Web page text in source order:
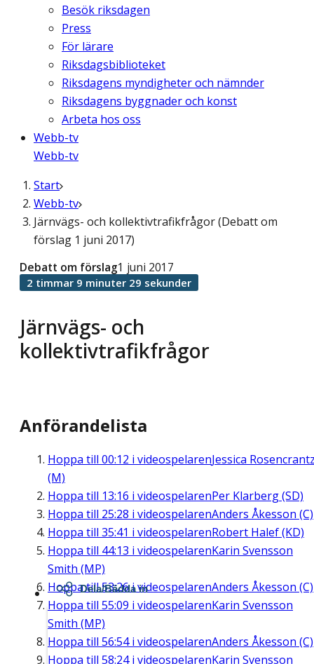
Besök riksdagen
Press
För lärare
Riksdagsbiblioteket
Riksdagens myndigheter och nämnder
Riksdagens byggnader och konst
Arbeta hos oss
Webb-tv
Webb-tv
Start
Webb-tv
Järnvägs- och kollektivtrafikfrågor (Debatt om
förslag 1 juni 2017)
Järnvägs- och
kollektivtrafikfrågor
Debatt om förslag1 juni 2017
2 timmar 9 minuter 29 sekunder
Anförandelista
Hoppa till 00:12 i videospelarenJessica
(M)
Hoppa till 13:16 i videospelarenPer Klarberg (SD)
Hoppa till 25:28 i videospelarenAnders Åkesson (C)
Hoppa till 35:41 i videospelarenRobert Halef (KD)
Hoppa till 44:13 i videospelarenKarin Svensson
Smith (MP)
Hoppa till53:26i videospelarenAnders Åkesson (C)
Hoppa till 55:09 i videospelarenKarin Svensson
Smith (MP)
Hoppa till 56:54i videospelarenAnders Åkesson (C)
Hoppa till 58:24i videospelarenKarin Svensson
Dela/Bädda in